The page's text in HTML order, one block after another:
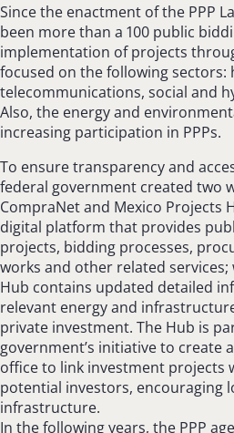
Since the enactment of the PPP
been more than a 100 public
implementation of projects
focused on the following
telecommunications, social and
Also, the energy and
increasing participation in PPPs.
To ensure transparency and
federal government created two
CompraNet and Mexico Projects
digital platform that provides
projects, bidding processes,
works and other related services;
Hub contains updated detailed
relevant energy and
private investment. The Hub is
government’s initiative to create
office to link investment projects
potential investors, encouraging
infrastructure.
In the following years, the PPP